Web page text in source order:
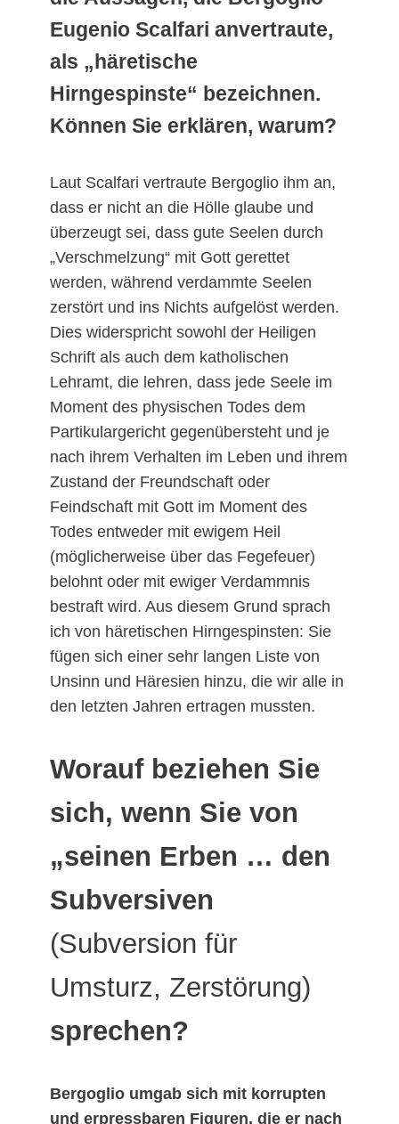
Eugenio Scalfari anvertraute,
als „häretische
Hirngespinste“ bezeichnen.
Können Sie erklären, warum?
Laut Scalfari vertraute Bergoglio ihm an,
dass er nicht an die Hölle glaube und
überzeugt sei, dass gute Seelen durch
„Verschmelzung“ mit Gott gerettet
werden, während verdammte Seelen
zerstört und ins Nichts aufgelöst werden.
Dies widerspricht sowohl der Heiligen
Schrift als auch dem katholischen
Lehramt, die lehren, dass jede Seele im
Moment des physischen Todes dem
Partikulargericht gegenübersteht und je
nach ihrem Verhalten im Leben und ihrem
Zustand der Freundschaft oder
Feindschaft mit Gott im Moment des
Todes entweder mit ewigem Heil
(möglicherweise über das Fegefeuer)
belohnt oder mit ewiger Verdammnis
bestraft wird. Aus diesem Grund sprach
ich von häretischen Hirngespinsten: Sie
fügen sich einer sehr langen Liste von
Unsinn und Häresien hinzu, die wir alle in
den letzten Jahren ertragen mussten.
Worauf beziehen Sie
sich, wenn Sie von
„seinen Erben … den
Subversiven
(Subversion für
Umsturz, Zerstörung)
sprechen?
Bergoglio umgab sich mit korrupten
und erpressbaren Figuren, die er nach